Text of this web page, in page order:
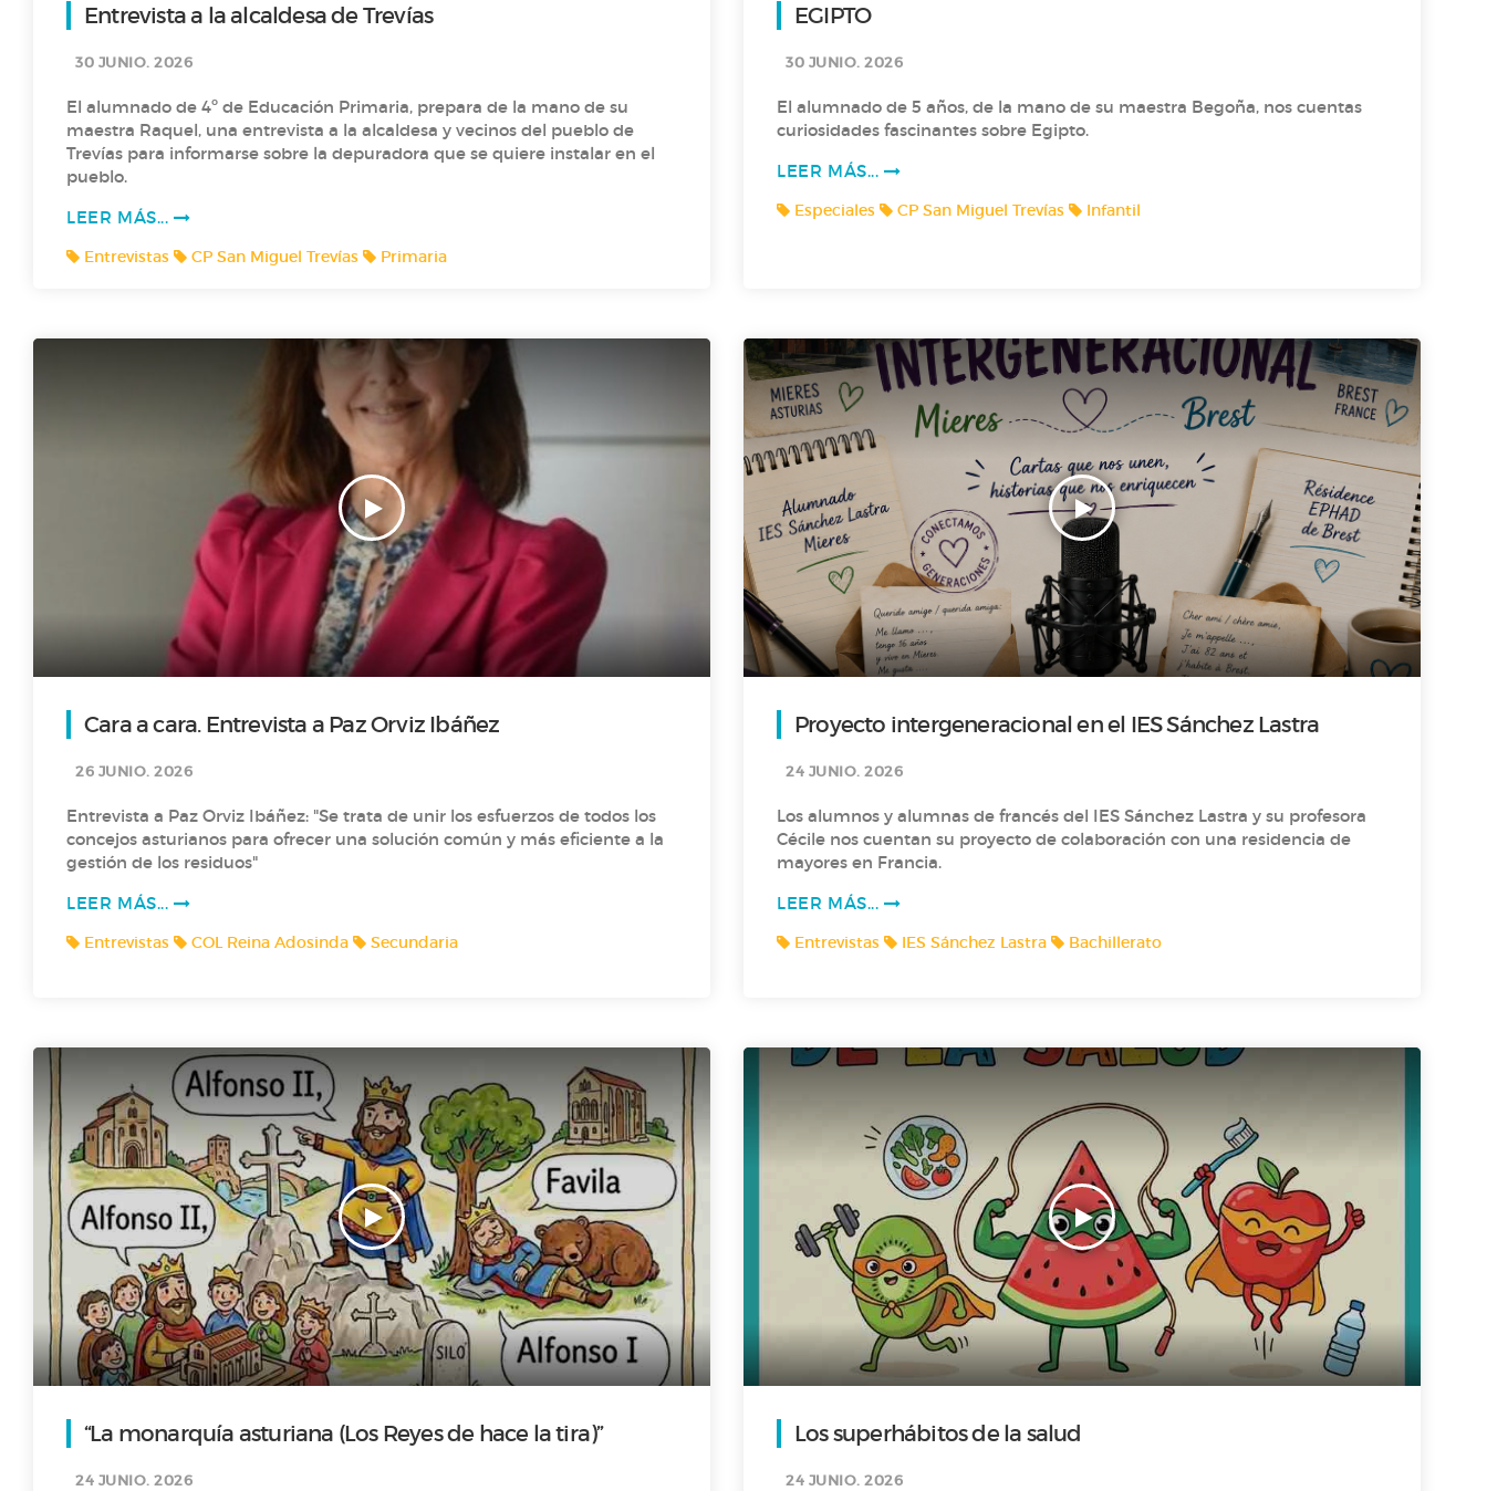
Entrevista al alcalde Alfredo Canteli
T1 P8- Agua y más coses
E1 P7- Corvera de l'A a la Z
T1 P5- Día de les Lletres Asturianes
FICCIÓN SONORA: "LES ESCURSIONES D`HUNOSA"
Radio Prestosa entrevista a Martín Peláez, presidente del Real Oviedo
Voces del sector_AsturiaMe
Conociendo a Maruja Mallo
T1 P4- CURIOSIDADES DE LOS ANIMALES CON 1º
T1 P3- ADIVINANZAS CON 1º
Entrevista a la alcaldesa de Trevías
30 JUNIO. 2026
El alumnado de 4º de Educación Primaria, prepara de la mano de su
maestra Raquel, una entrevista a la alcaldesa y vecinos del pueblo de
Trevías para informarse sobre la depuradora que se quiere instalar en el
pueblo.
LEER MÁS...
Entrevistas CP San Miguel Trevías Primaria
EGIPTO
30 JUNIO. 2026
El alumnado de 5 años, de la mano de su maestra Begoña, nos cuentas
curiosidades fascinantes sobre Egipto.
LEER MÁS...
Especiales CP San Miguel Trevías Infantil
Cara a cara. Entrevista a Paz Orviz Ibáñez
26 JUNIO. 2026
Entrevista a Paz Orviz Ibáñez: "Se trata de unir los esfuerzos de todos los
concejos asturianos para ofrecer una solución común y más eficiente a la
gestión de los residuos"
LEER MÁS...
Entrevistas COL Reina Adosinda Secundaria
Proyecto intergeneracional en el IES Sánchez Lastra
24 JUNIO. 2026
Los alumnos y alumnas de francés del IES Sánchez Lastra y su profesora
Cécile nos cuentan su proyecto de colaboración con una residencia de
mayores en Francia.
LEER MÁS...
Entrevistas IES Sánchez Lastra Bachillerato
“La monarquía asturiana (Los Reyes de hace la tira)”
24 JUNIO. 2026
Los superhábitos de la salud
24 JUNIO. 2026